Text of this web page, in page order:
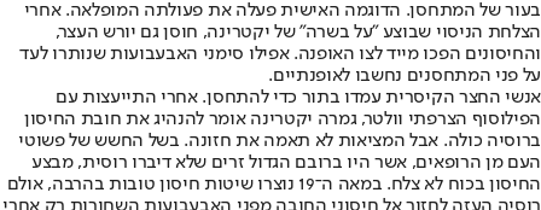
בעור של המתחסן. הדוגמה האישית פעלה את פעולתה המופלאה. אחרי
הצלחת הניסוי שבוצע "על בשרה" של יקטרינה, חוסן גם יורש העצר,
והחיסונים הפכו מייד לצו האופנה. אפילו סימני האבעבועות שנותרו לעד
על פני המתחסנים נחשבו לאופנתיים.
אנשי החצר הקיסרית עמדו בתור כדי להתחסן. אחרי התייעצות עם
הפילוסוף הצרפתי וולטר, גמרה יקטרינה אומר להנהיג את חובת החיסון
ברוסיה כולה. אבל המציאות לא תאמה את חזונה. בשל החשש של פשוטי
העם מן הרופאים, אשר היו ברובם הגדול זרים שלא דיברו רוסית, מבצע
החיסון בכוח לא צלח. במאה ה־19 נוצרו שיטות חיסון טובות בהרבה, אולם